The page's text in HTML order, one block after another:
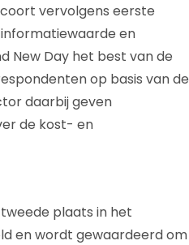
vervolgens eerste
en
New Day het best van de
op basis van de
daarbij geven
de kost- en
plaats in het
en wordt gewaardeerd om